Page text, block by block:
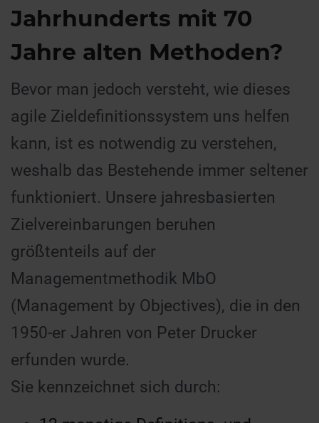
Jahrhunderts mit 70
Jahre alten Methoden?
Bevor man jedoch versteht, wie dieses
agile Zieldefinitionssystem uns helfen
kann, ist es notwendig zu verstehen,
weshalb das Bestehende immer seltener
funktioniert. Unsere jahresbasierten
Zielvereinbarungen beruhen
größtenteils auf der
Managementmethodik MbO
(Management by Objectives), die in den
1950-er Jahren von Peter Drucker
erfunden wurde.
Sie kennzeichnet sich durch: